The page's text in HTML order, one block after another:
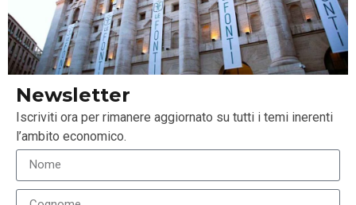
Newsletter
Iscriviti ora per rimanere aggiornato su tutti i temi inerenti
l’ambito economico.